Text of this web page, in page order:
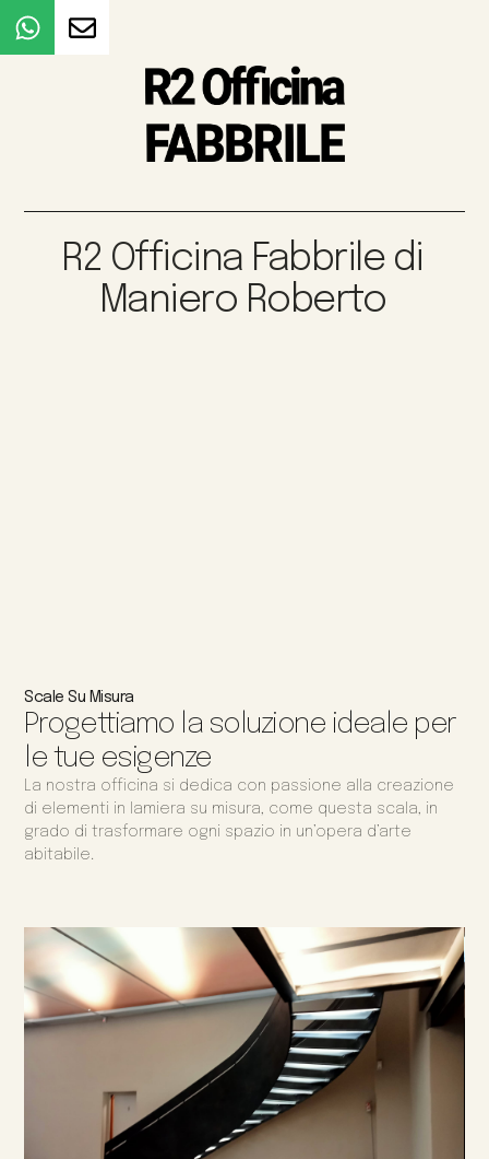
R2 Officina Fabbrile di
Maniero Roberto
Scale Su Misura
Progettiamo la soluzione ideale per
le tue esigenze
La nostra officina si dedica con passione alla creazione
di elementi in lamiera su misura, come questa scala, in
grado di trasformare ogni spazio in un’opera d’arte
abitabile.